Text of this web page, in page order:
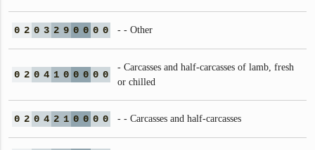
0 2 0 3 2 9 0 0 0 0 - - Other
0 2 0 4 1 0 0 0 0 0
- Carcasses and half-carcasses of lamb, fresh
or chilled
0 2 0 4 2 1 0 0 0 0 - - Carcasses and half-carcasses